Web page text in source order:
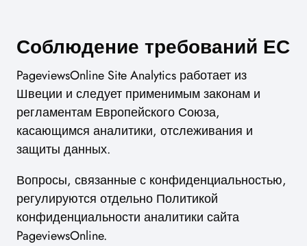
Соблюдение требований ЕС
PageviewsOnline Site Analytics работает из
Швеции и следует применимым законам и
регламентам Европейского Союза,
касающимся аналитики, отслеживания и
защиты данных.
Вопросы, связанные с конфиденциальностью,
регулируются отдельно Политикой
конфиденциальности аналитики сайта
PageviewsOnline.